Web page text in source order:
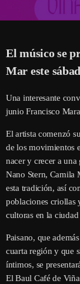
El músico se
Mar este
Una interesante
junio Francisco
El artista comenzó
de los movimientos
nacer y crecer a
Nano Stern, Camila
esta tradición, así
poblaciones criollas
cultoras en la
Paisano, que
cuarta región y que
íntimos, se
El Baul Café de